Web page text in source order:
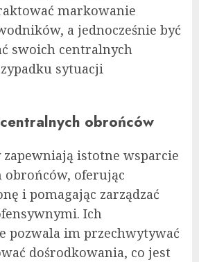
markowanie
a jednocześnie być
swoich centralnych
sytuacji
obrońców
zapewniają istotne wsparcie
obrońców, oferując
i pomagając zarządzać
Ich
pozwala im przechwytywać
dośrodkowania, co jest